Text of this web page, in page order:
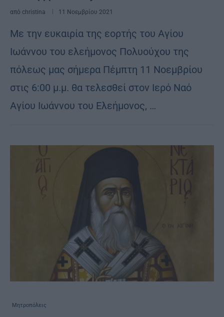
από christina 11 Νοεμβρίου 2021
Με την ευκαιρία της εορτής του Αγίου
Ιωάννου του ελεήμονος Πολυούχου της
πόλεως μας σήμερα Πέμπτη 11 Νοεμβρίου
στις 6:00 μ.μ. θα τελεσθεί στον Ιερό Ναό
Αγίου Ιωάννου του Ελεήμονος, …
Μητροπόλεις